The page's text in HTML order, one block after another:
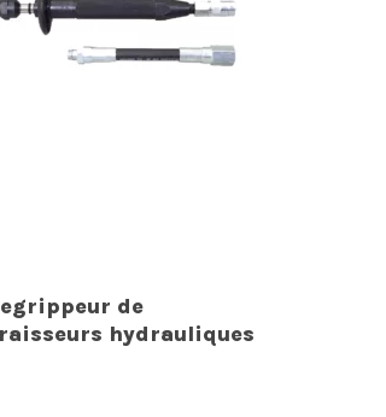
de
hydrauliques